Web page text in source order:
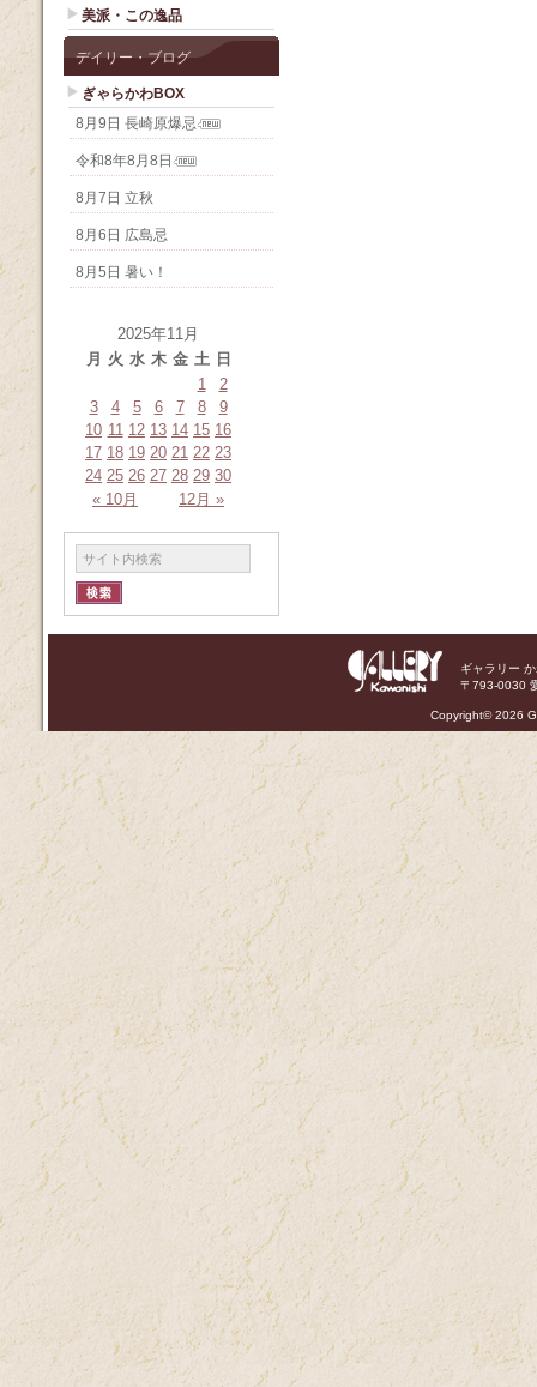
美派・この逸品
デイリー・ブログ
ぎゃらかわBOX
8月9日 長崎原爆忌
令和8年8月8日
8月7日 立秋
8月6日 広島忌
8月5日 暑い！
2025年11月
月
火 水 木 金 土 日
« 10月 12月 »
1
2
3
4 5 6 7 8
9
10 11 12 13 14 15 16
17 18 19 20 21 22 23
24 25 26 27 28 29 30
ギャラリー
〒793-0030
Copyright©2026